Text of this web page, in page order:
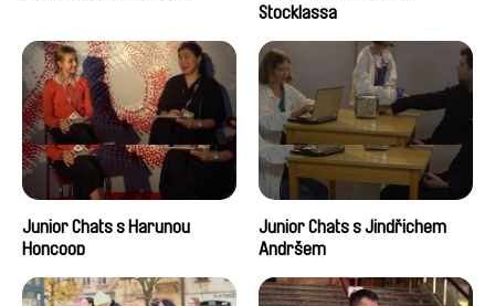
Stocklassa
Junior Chats s Harunou
Honcoop
Junior Chats s Jindřichem
Andršem